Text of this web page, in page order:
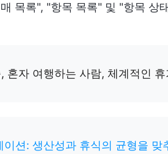
목록", "항목 목록" 및 "항목 상
혼자 여행하는 사람, 체계적인
이션: 생산성과 휴식의 균형을 맞